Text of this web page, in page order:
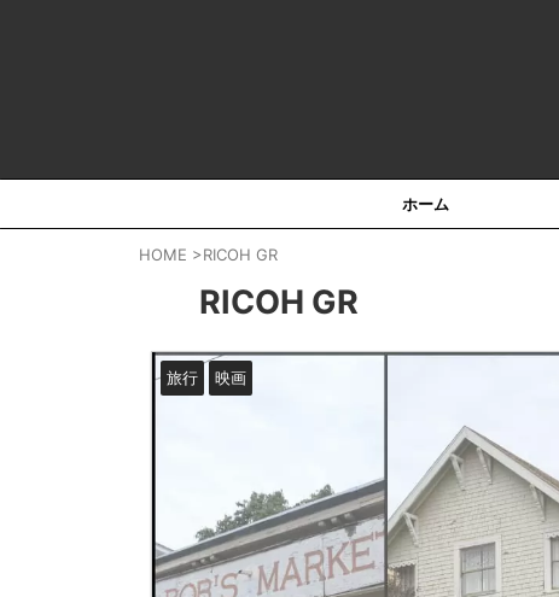
ホーム
HOME >RICOH GR
RICOH GR
旅行 映画